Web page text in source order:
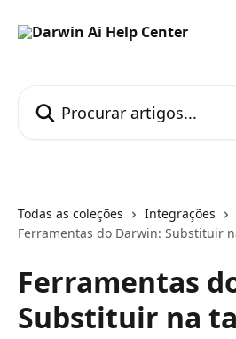
Todas as coleções
Integrações
Ferramentas do Darwin: Substituir
Ferramentas
Substituir na